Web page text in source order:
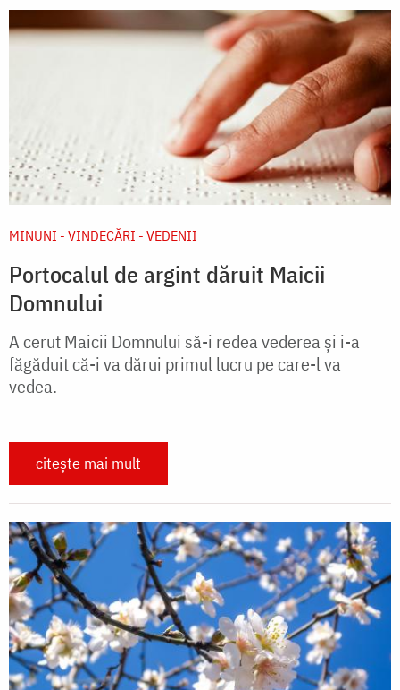
MINUNI - VINDECĂRI - VEDENII
Portocalul de argint dăruit Maicii
Domnului
A cerut Maicii Domnului să-i redea vederea și i-a
făgăduit că-i va dărui primul lucru pe care-l va
vedea.
citește mai mult